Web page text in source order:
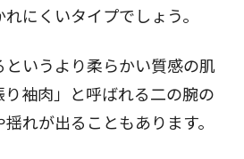
にくいタイプでしょう。
いうより柔らかい質感の肌
袖肉」と呼ばれる二の腕の
れが出ることもあります。